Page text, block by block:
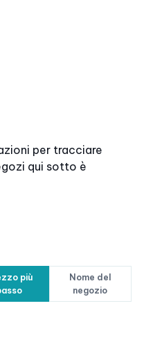
per tracciare
qui sotto è
più
Nome del
negozio